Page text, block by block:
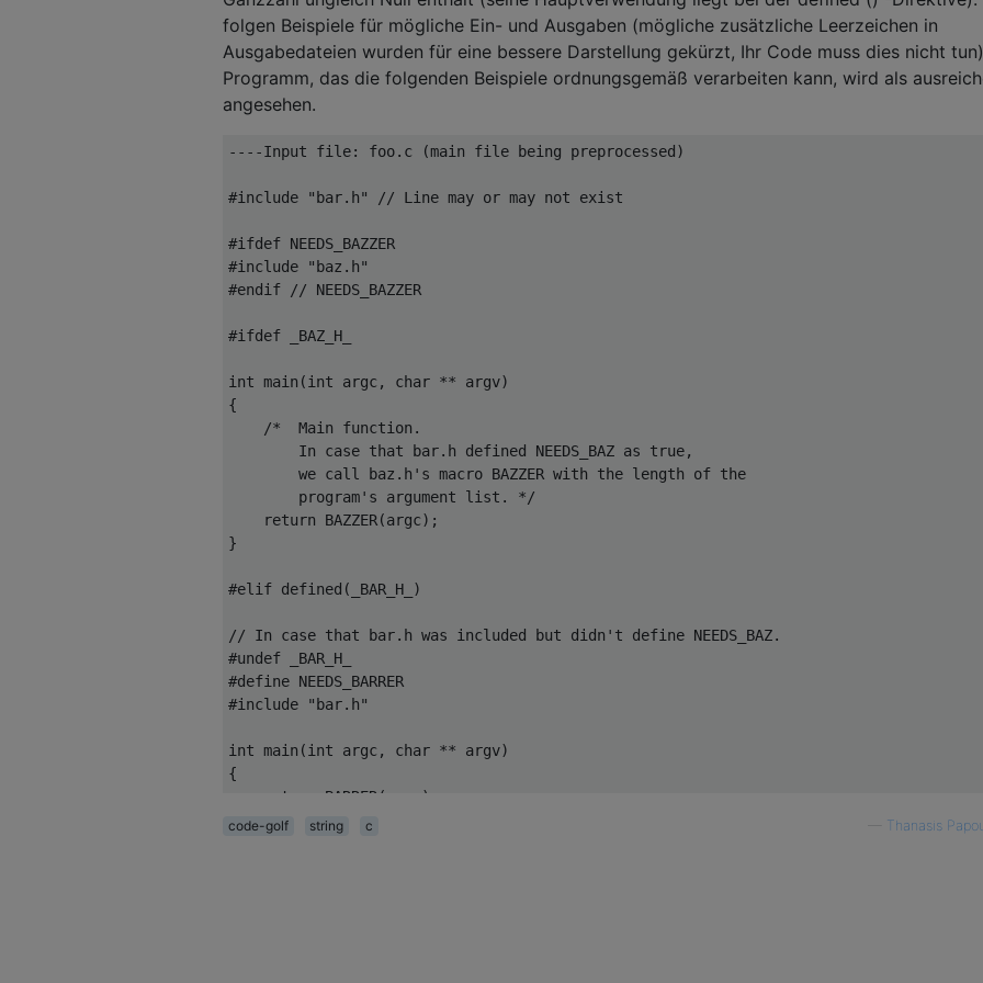
folgen Beispiele für mögliche Ein- und Ausgaben (mögliche zusätzliche Leerzeichen in
Ausgabedateien wurden für eine bessere Darstellung gekürzt, Ihr Code muss dies nicht
Programm, das die folgenden Beispiele ordnungsgemäß verarbeiten kann, wird als
angesehen.
----Input file: foo.c (main file being preprocessed)
#include "bar.h" // Line may or may not exist
#ifdef NEEDS_BAZZER
#include "baz.h"
#endif // NEEDS_BAZZER
#ifdef _BAZ_H_
int main(int argc, char ** argv)
{
    /*  Main function.
        In case that bar.h defined NEEDS_BAZ as true,
        we call baz.h's macro BAZZER with the length of the
        program's argument list. */
    return BAZZER(argc);
}
#elif defined(_BAR_H_)
// In case that bar.h was included but didn't define NEEDS_BAZ.
#undef _BAR_H_
#define NEEDS_BARRER
#include "bar.h"
int main(int argc, char ** argv)
{
    return BARRER(argc);
}
code-golf string c Thanasis